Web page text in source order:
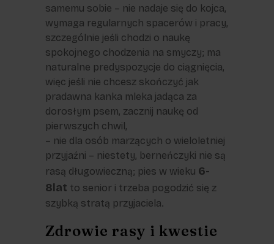
samemu sobie – nie nadaje się do kojca,
wymaga regularnych spacerów i pracy,
szczególnie jeśli chodzi o naukę
spokojnego chodzenia na smyczy; ma
naturalne predyspozycje do ciągnięcia,
więc jeśli nie chcesz skończyć jak
pradawna kanka mleka jadąca za
dorosłym psem, zacznij naukę od
pierwszych chwil,
– nie dla osób marzących o wieloletniej
przyjaźni – niestety, berneńczyki nie są
rasą długowieczną; pies w wieku 6-
8lat to senior i trzeba pogodzić się z
szybką stratą przyjaciela.
Zdrowie rasy i kwestie